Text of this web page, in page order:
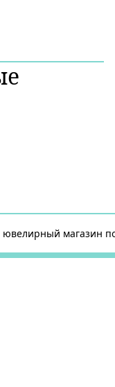
магазин